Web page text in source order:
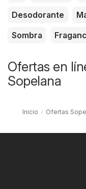
Desodorante
Sombra
Ofertas en
Sopelana
Inicio Ofertas